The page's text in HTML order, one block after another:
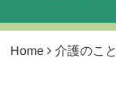
Home 介護のこと